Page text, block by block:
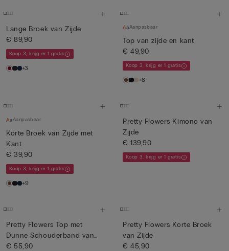
Lange Broek van Zijde
€ 89,90
Koop 3, krijg er 1 gratis
+3
Aanpasbaar
Top van zijde en kant
€ 49,90
Koop 3, krijg er 1 gratis
+8
Aanpasbaar
Korte Broek van Zijde met
Kant
€ 39,90
Koop 3, krijg er 1 gratis
+9
Pretty Flowers Kimono van
Zijde
€ 139,90
Koop 3, krijg er 1 gratis
Pretty Flowers Top met
Dunne Schouderband van
Sati...
€ 55,90
Pretty Flowers Korte Broek
van Zijde
€ 45,90